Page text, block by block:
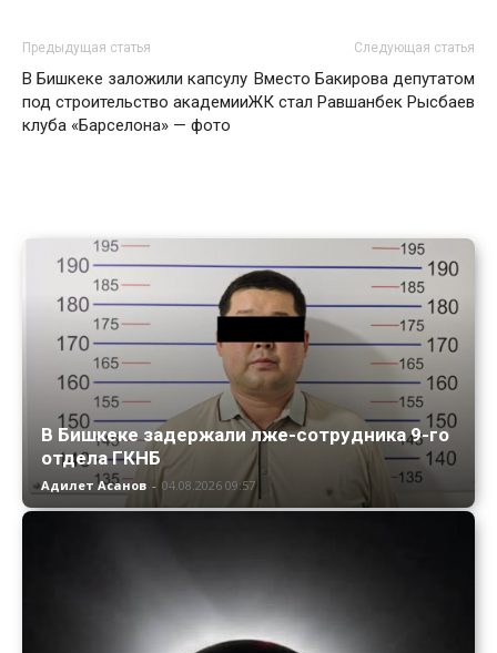
Предыдущая статья
В Бишкеке заложили капсулу
под строительство академии
клуба «Барселона» — фото
Следующая статья
Вместо Бакирова депутатом
ЖК стал Равшанбек Рысбаев
В Бишкеке задержали лже-сотрудника 9-го
отдела ГКНБ
Адилет Асанов - 04.08.2026 09:57